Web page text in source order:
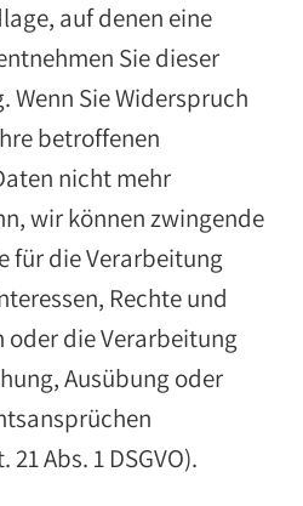
auf denen eine
Sie dieser
Wenn Sie Widerspruch
betroffenen
nicht mehr
wir können zwingende
für die Verarbeitung
Rechte und
oder die Verarbeitung
Ausübung oder
Abs. 1 DSGVO).